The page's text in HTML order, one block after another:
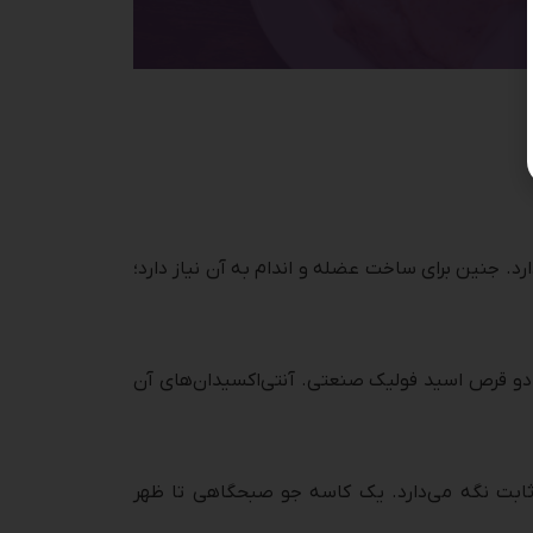
روستایی، لوبیا قرمز. هر ۱۰۰ گرم سینه مرغ ۳۱ گرم پروتئین و فقط ۱۶۵ کالری دارد. جنین برای ساخت عضله و اندام به آن نیاز دارد؛
فولات طبیعی می‌دهد – معادل دو قرص اسید فولیک صنعتی. آنتی‌اکسیدان‌های آن
نگه می‌دارد. یک کاسه جو صبحگاهی تا ظهر